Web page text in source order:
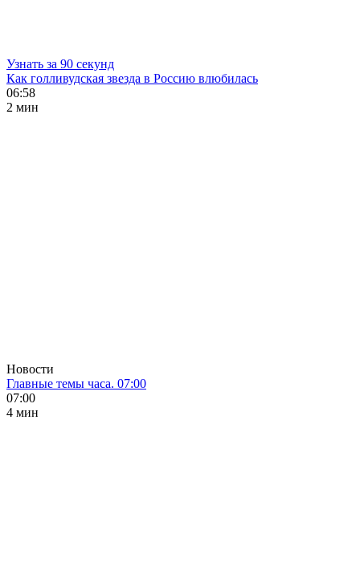
Узнать за 90 секунд
Как голливудская звезда в Россию влюбилась
06:58
2 мин
Новости
Главные темы часа. 07:00
07:00
4 мин